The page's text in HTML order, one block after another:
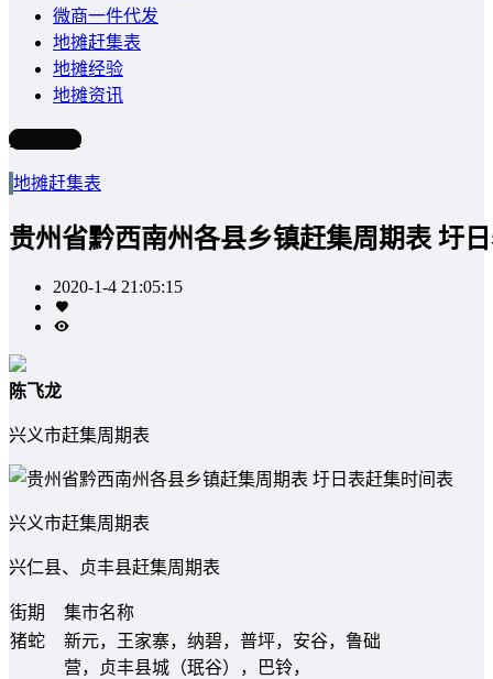
微商一件代发
地摊赶集表
地摊经验
地摊资讯
写文章
地摊赶集表
贵州省黔西南州各县乡镇赶集周期表 圩
2020-1-4 21:05:15
陈飞龙
兴义市赶集周期表
兴义市赶集周期表
兴仁县、贞丰县赶集周期表
街期
集市名称
猪蛇
新元，王家寨，纳碧，普坪，安谷，鲁础
营，贞丰县城（珉谷），巴铃，